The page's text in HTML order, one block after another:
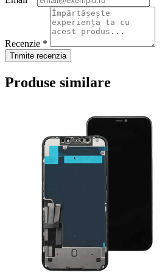
Recenzie *
Trimite recenzia
Produse similare